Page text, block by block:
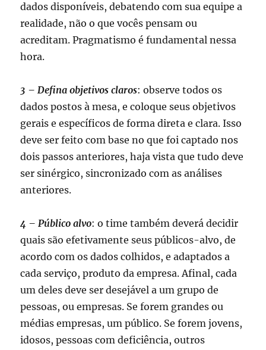
dados disponíveis, debatendo com sua equipe a
realidade, não o que vocês pensam ou
acreditam. Pragmatismo é fundamental nessa
hora.
3 – Defina objetivos claros: observe todos os
dados postos à mesa, e coloque seus objetivos
gerais e específicos de forma direta e clara. Isso
deve ser feito com base no que foi captado nos
dois passos anteriores, haja vista que tudo deve
ser sinérgico, sincronizado com as análises
anteriores.
4 – Público alvo: o time também deverá decidir
quais são efetivamente seus públicos-alvo, de
acordo com os dados colhidos, e adaptados a
cada serviço, produto da empresa. Afinal, cada
um deles deve ser desejável a um grupo de
pessoas, ou empresas. Se forem grandes ou
médias empresas, um público. Se forem jovens,
idosos, pessoas com deficiência, outros